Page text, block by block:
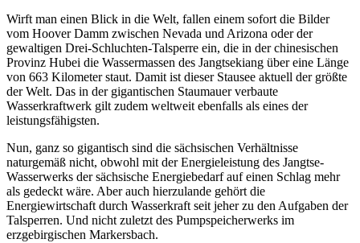
Wirft man einen Blick in die Welt, fallen einem sofort die Bilder
vom Hoover Damm zwischen Nevada und Arizona oder der
gewaltigen Drei-Schluchten-Talsperre ein, die in der chinesischen
Provinz Hubei die Wassermassen des Jangtsekiang über eine Länge
von 663 Kilometer staut. Damit ist dieser Stausee aktuell der größte
der Welt. Das in der gigantischen Staumauer verbaute
Wasserkraftwerk gilt zudem weltweit ebenfalls als eines der
leistungsfähigsten.
Nun, ganz so gigantisch sind die sächsischen Verhältnisse
naturgemäß nicht, obwohl mit der Energieleistung des Jangtse-
Wasserwerks der sächsische Energiebedarf auf einen Schlag mehr
als gedeckt wäre. Aber auch hierzulande gehört die
Energiewirtschaft durch Wasserkraft seit jeher zu den Aufgaben der
Talsperren. Und nicht zuletzt des Pumpspeicherwerks im
erzgebirgischen Markersbach.